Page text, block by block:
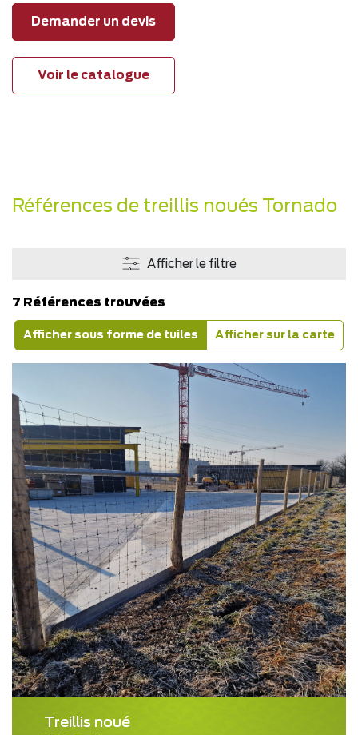
Demander un devis
Voir le catalogue
Références de treillis noués Tornado
Afficher le filtre
7 Références trouvées
Afficher sous forme de tuiles Afficher sur la carte
Treillis noué